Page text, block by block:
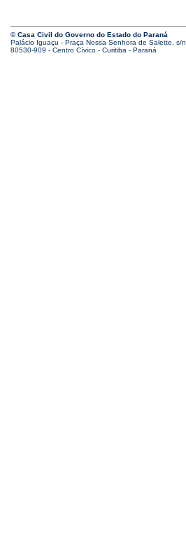
© Casa Civil do Governo do Estado do Paraná
Palácio Iguaçu - Praça Nossa Senhora de Salette, s/n
80530-909 - Centro Cívico - Curitiba - Paraná